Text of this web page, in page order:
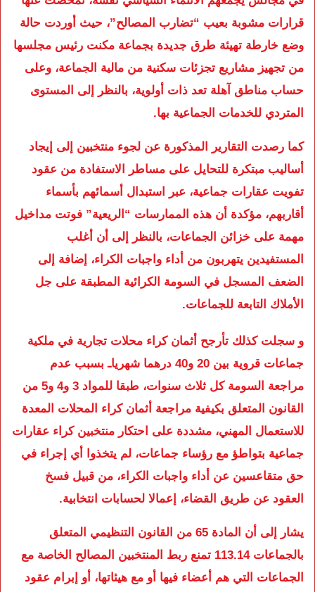
قرارات مشوبة بعيب “تضارب المصالح”، حيث أوردت حالة
وضع خارطة تهيئة طرق جديدة بجماعة مكنت رئيس مجلسها
من تجهيز مشاريع تجزئات سكنية من مالية الجماعة، وعلى
حساب مناطق آهلة تعد ذات أولوية، بالنظر إلى المستوى
المتردي للخدمات الجماعية بها.
كما رصدت التقارير المذكورة عن لجوء منتخبين إلى إيجاد
أساليب مبتكرة للتحايل على مساطر الاستفادة من عقود
تفويت عقارات جماعية، عبر استبدال أسمائهم بأسماء
أقاربهم، مؤكدة أن هذه الممارسات “الريعية” فوتت مداخيل
مهمة على خزائن الجماعات، بالنظر إلى أن أغلب
المستفيدين يتهربون من أداء واجبات الكراء، إضافة إلى
الضعف المسجل في السومة الكرائية المطبقة على جل
الأملاك التابعة للجماعات.
و سجلت كذلك تأرجح أثمان كراء محلات تجارية في ملكية
جماعات قروية بين 20 و40 درهما شهرياـ بسبب عدم
مراجعة السومة كل ثلاث سنوات، طبقا للمواد 3 و4 و5 من
القانون المتعلق بكيفية مراجعة أثمان كراء المحلات المعدة
للاستعمال المهني، مشددة على احتكار منتخبين كراء عقارات
جماعية بتواطؤ مع رؤساء جماعات، لم يتخذوا أي إجراء في
حق متقاعسين عن أداء واجبات الكراء، من قبيل فسخ
العقود عن طريق القضاء، إعمالا لحسابات انتخابية.
يشار إلى أن المادة 65 من القانون التنظيمي المتعلق
بالجماعات 113.14 تمنع ربط المنتخبين المصالح الخاصة مع
الجماعات التي هم أعضاء فيها أو مع هيئاتها، أو إبرام عقود